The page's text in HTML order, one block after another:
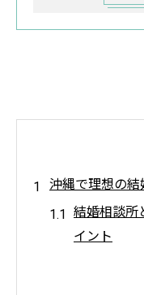
沖縄で理想の
結婚相談所
イント
沖縄で理